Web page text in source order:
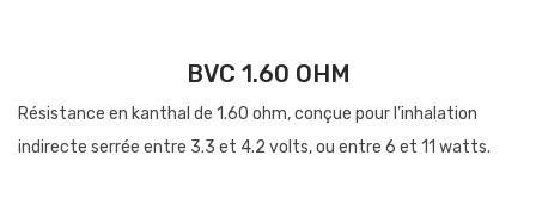
BVC 1.60 OHM
Résistance en kanthal de 1.60 ohm, conçue pour l’inhalation
indirecte serrée entre 3.3 et 4.2 volts, ou entre 6 et 11 watts.